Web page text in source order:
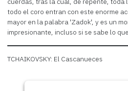
todo el coro entran con este enorme
mayor en la palabra 'Zadok', y es un
impresionante, incluso si se sabe lo
TCHAIKOVSKY: El Cascanueces